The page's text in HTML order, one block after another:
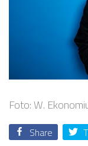
Foto: W.
Share